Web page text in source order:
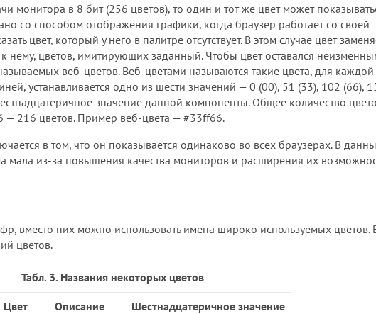
монитора в 8 бит (256 цветов), то один и тот же цвет может
со способом отображения графики, когда браузер работает со своей
цвет, который у него в палитре отсутствует. В этом случае цвет
нему, цветов, имитирующих заданный. Чтобы цвет оставался
веб-цветов. Веб-цветами называются такие цвета, для каждой
устанавливается одно из шести значений — 0 (00), 51 (33), 102 (66),
значение данной компоненты. Общее количество
— 216 цветов. Пример веб-цвета — #33ff66.
в том, что он показывается одинаково во всех браузерах. В
мала из-за повышения качества мониторов и расширения их
вместо них можно использовать имена широко используемых цветов.
цветов.
Табл. 3. Названия некоторых цветов
Цвет Описание
Шестнадцатеричное значение